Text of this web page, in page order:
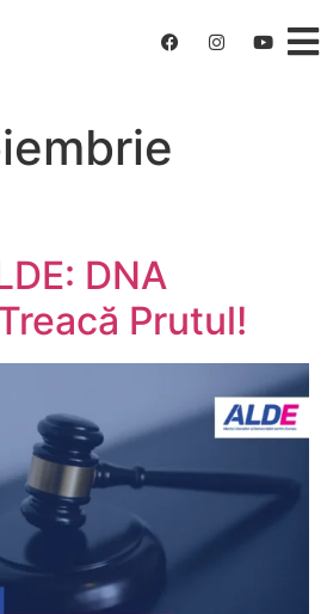
DNA
Prutul!